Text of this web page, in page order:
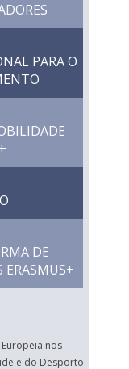
PARA O
DE
ERASMUS+
nos
e do Desporto